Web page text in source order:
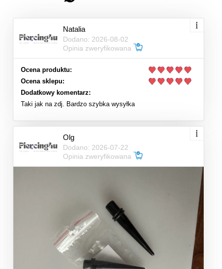
Natalia
Dodano: 2026-08-02
Opinia zweryfikowana
Ocena produktu:
Ocena sklepu:
Dodatkowy komentarz:
Taki jak na zdj. Bardzo szybka wysyłka
Olg
Dodano: 2026-07-22
Opinia zweryfikowana